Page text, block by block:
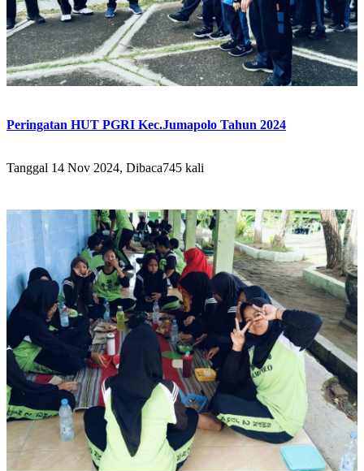
Peringatan HUT PGRI Kec.Jumapolo Tahun 2024
Tanggal 14 Nov 2024, Dibaca745 kali